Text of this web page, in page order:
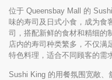
位于 Queensbay Mall 的
味的寿司及日式小食，成为食
司，搭配新鲜的食材和精细的
店内的寿司种类繁多，不仅满
特色料理，适合不同顾客的需
Sushi King 的用餐氛围宽敞、